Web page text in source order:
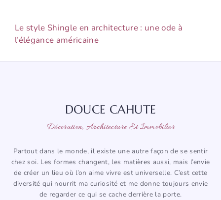
Le style Shingle en architecture : une ode à
l’élégance américaine
DOUCE CAHUTE
Décoration, Architecture Et Immobilier
Partout dans le monde, il existe une autre façon de se sentir
chez soi. Les formes changent, les matières aussi, mais l’envie
de créer un lieu où l’on aime vivre est universelle. C’est cette
diversité qui nourrit ma curiosité et me donne toujours envie
de regarder ce qui se cache derrière la porte.